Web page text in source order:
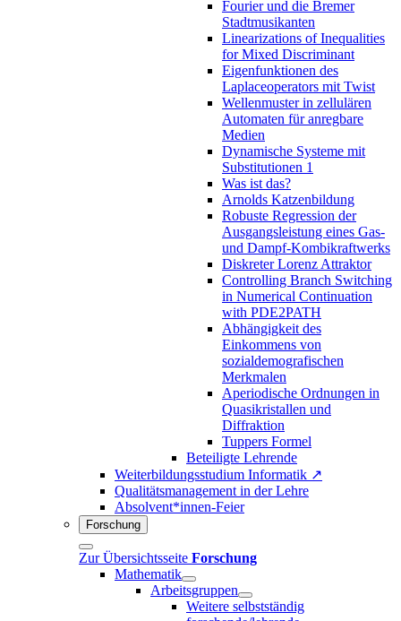
Fourier und die Bremer
Stadtmusikanten
Linearizations of Inequalities
for Mixed Discriminant
Eigenfunktionen des
Laplaceoperators mit Twist
Wellenmuster in zellulären
Automaten für anregbare
Medien
Dynamische Systeme mit
Substitutionen 1
Was ist das?
Arnolds Katzenbildung
Robuste Regression der
Ausgangsleistung eines Gas-
und Dampf-Kombikraftwerks
Diskreter Lorenz Attraktor
Controlling Branch Switching
in Numerical Continuation
with PDE2PATH
Abhängigkeit des
Einkommens von
sozialdemografischen
Merkmalen
Aperiodische Ordnungen in
Quasikristallen und
Diffraktion
Tuppers Formel
Beteiligte Lehrende
Weiterbildungsstudium Informatik ↗
Qualitätsmanagement in der Lehre
Absolvent*innen-Feier
Forschung
Zur Übersichtsseite Forschung
Mathematik
Arbeitsgruppen
Weitere selbstständig